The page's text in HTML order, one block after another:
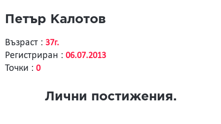
Петър Калотов
Възраст : 37г.
Регистриран : 06.07.2013
Точки : 0
Лични постижения.